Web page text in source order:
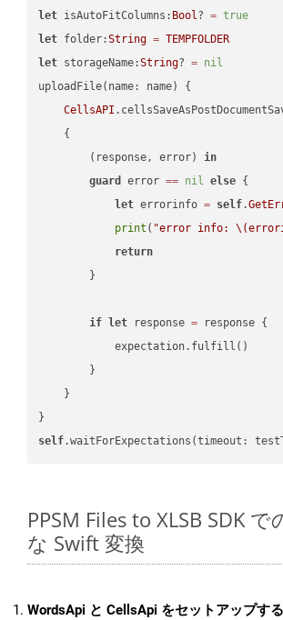
let isAutoFitColumns: Bool? = true
let folder:String = TEMPFOLDER
let storageName:String? = nil
uploadFile(name: name) {
CellsAPI
    {
        (response, error)
in
guard
error == nil else {
let errorinfo = self.
print ( "error info:
return
        }
if let response = response {
            expectation.fulfill()
        }
    }
self.waitForExpectations(timeout:
PPSM Files to XLSB SDK
な Swift 変換
WordsApi と CellsApi をセットアップする